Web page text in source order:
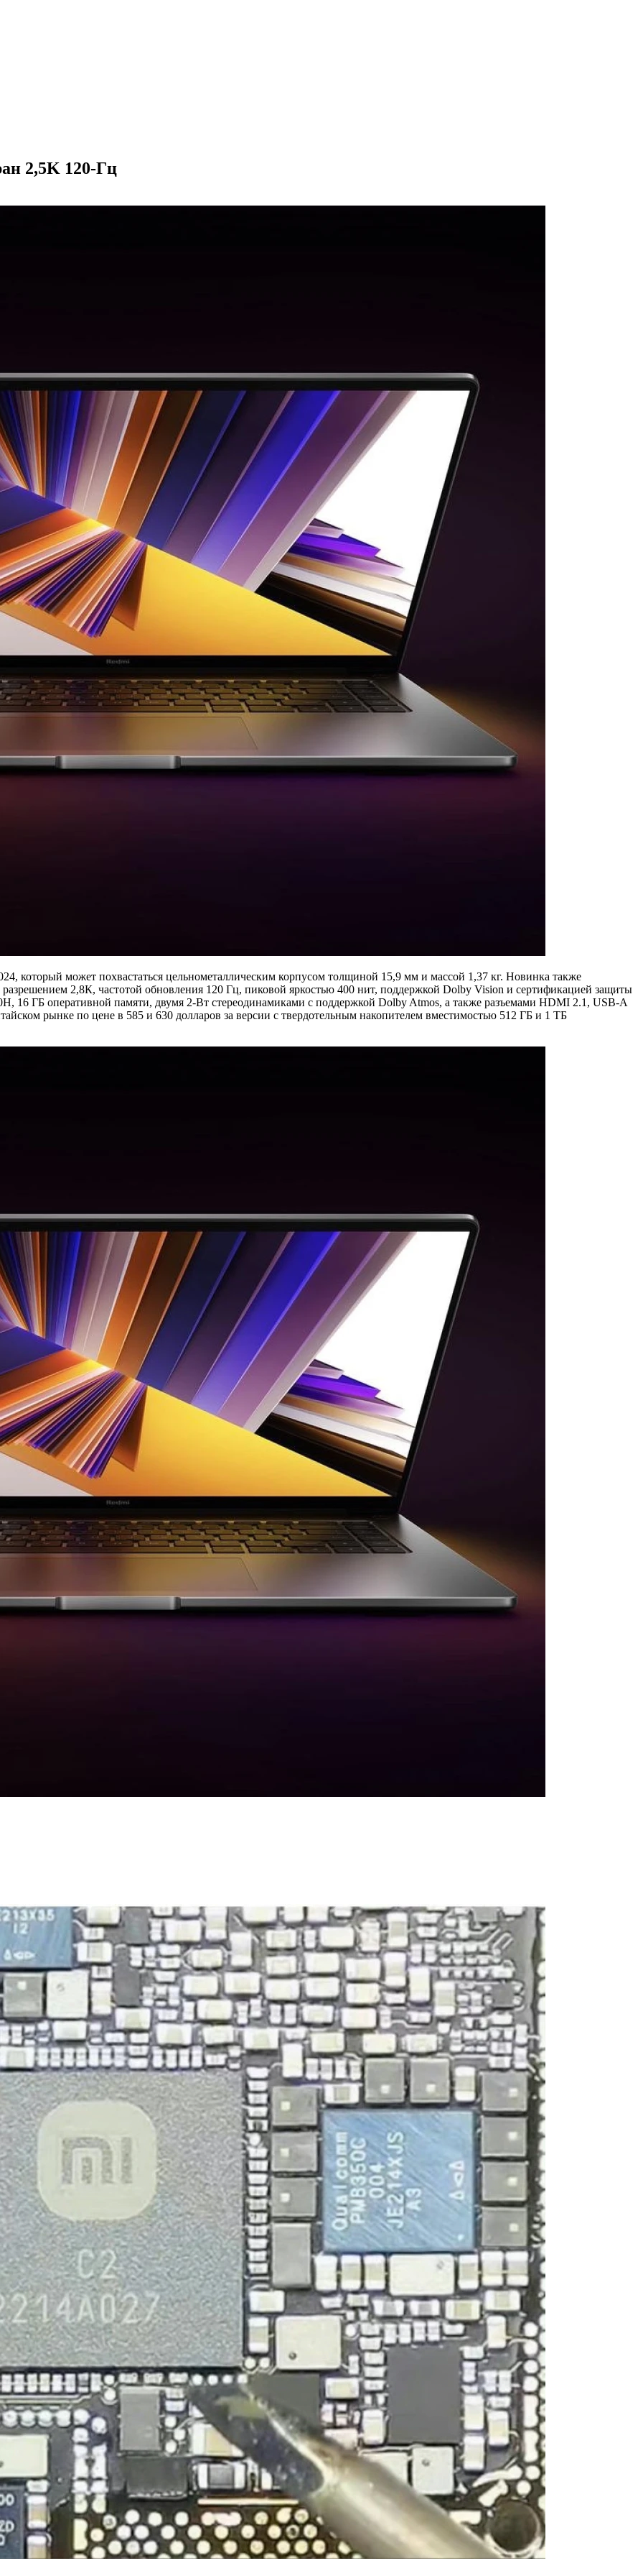
2,5K 120-Гц
который может похвастаться цельнометаллическим корпусом толщиной 15,9 мм и массой 1,37 кг. Новинка также
2,8К, частотой обновления 120 Гц, пиковой яркостью 400 нит, поддержкой Dolby Vision и сертификацией защиты
16 ГБ оперативной памяти, двумя 2-Вт стереодинамиками с поддержкой Dolby Atmos, а также разъемами HDMI 2.1, USB-A
рынке по цене в 585 и 630 долларов за версии с твердотельным накопителем вместимостью 512 ГБ и 1 ТБ